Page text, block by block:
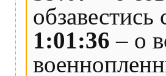
1:01:36 – о